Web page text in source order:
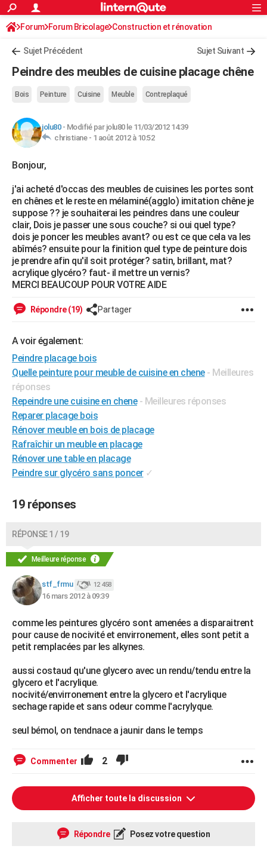
ACTUALITÉS
Politique
Société
Faits Divers
Education
Monde
Villes
+
Essais
Réserver un essai
Citadines
Berlines
SUV
Forum auto
+HIGH-TECH
BRICOLAGE
WEEK-END
Guides de France
Escapades
Patrimoine
Expositions
Musées
Week-end nature
+LIFESTYLE
Art de vivre
Bien-être
Loisirs
Mode
Modes de vie
SANTE
Alimentation
Guide de la santé
Maladies
Médicaments
Sommeil
VOYAGE
Destinations
City break
Voyage nature
Voyage de noces
Forum
Climat
+PHOTO
GUIDES D'ACHAT
CARTE DE VOEUX
Carte de Noël
Carte Bonne année
Carte Saint-Valentin
Carte Pâques
Carte d'anniversaire
DICTIONNAIRE
Dictionnaire
Biographies
Citations
Expressions
Proverbes
PROGRAMME TV
COPAINS D'AVANT
S'inscrire
Se connecter
Lycées
Collèges
Primaires
Universités
Entreprises
Service militaire
Avis de recherche
AVIS DE DÉCÈS
FORUM
Rechercher
S'inscrire
Connexion
Forum Forum Bricolage Construction et rénovation
Peinture, Vernis, Tapissserie
Sujet Précédent Sujet Suivant
Peindre des meubles de cuisine placage chêne
Bois Peinture Cuisine Meuble Contreplaqué
jolu80- Modifié par jolu80 le 11/03/2012 14:39
christiane - 1 août 2012 à 10:52
Bonjour,
j'ai acheté d'occas des meubles de cuisines les portes sont
en chênes et le reste en mélaminé(agglo) imitation chêne je
suppose ?? je souhaiterai les peindres dans une couleur
clair, Dois je passer une sous couche? si oui quel type?
dois je poncer les meubles avant? ou est ce que cela va les
abîmés? ensuite pour la finition quel type de peinture dois
je prendre afin qu'il soit protéger? satin, brillant, mat?
acrylique glycéro? faut- il mettre un vernis?
MERCI BEAUCOUP POUR VOTRE AIDE
Répondre (19) Partager
A voir également:
Peindre placage bois
Quelle peinture pour meuble de cuisine en chene - Meilleures
réponses
Repeindre une cuisine en chene - Meilleures réponses
Reparer placage bois
Rénover meuble en bois de placage
Rafraîchir un meuble en placage
Rénover une table en placage
Peindre sur glycéro sans poncer ✓
19 réponses
RÉPONSE 1 / 19
Meilleure réponse
stf_frmu 12 458
16 mars 2012 à 09:39
comme les peintures glycéro sont amenées a disparaitrent
pour cause de nocivité et envirronement, elles sont petit a
petit remplacées par les alkynes.
aussi costaud qu'une glycero avec un rendu/tendu entre la
glycero et l'acrylique.
nocivité/envirronement entre la glycero et l'acrylique
sechage rapide et sans odeur comme l'acrylyque.
seul bémol, on tendnace a jaunir dans le temps
Commenter 2
Afficher toute la discussion
Répondre Posez votre question